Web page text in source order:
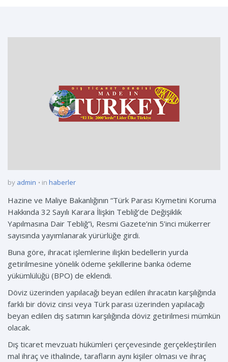
by admin in haberler
Hazine ve Maliye Bakanlığının “Türk Parası Kıymetini Koruma
Hakkında 32 Sayılı Karara İlişkin Tebliğ’de Değişiklik
Yapılmasına Dair Tebliğ”i, Resmi Gazete’nin 5’inci mükerrer
sayısında yayımlanarak yürürlüğe girdi.
Buna göre, ihracat işlemlerine ilişkin bedellerin yurda
getirilmesine yönelik ödeme şekillerine banka ödeme
yükümlülüğü (BPO) de eklendi.
Döviz üzerinden yapılacağı beyan edilen ihracatın karşılığında
farklı bir döviz cinsi veya Türk parası üzerinden yapılacağı
beyan edilen dış satımın karşılığında döviz getirilmesi mümkün
olacak.
Dış ticaret mevzuatı hükümleri çerçevesinde gerçekleştirilen
mal ihraç ve ithalinde, tarafların aynı kişiler olması ve ihraç